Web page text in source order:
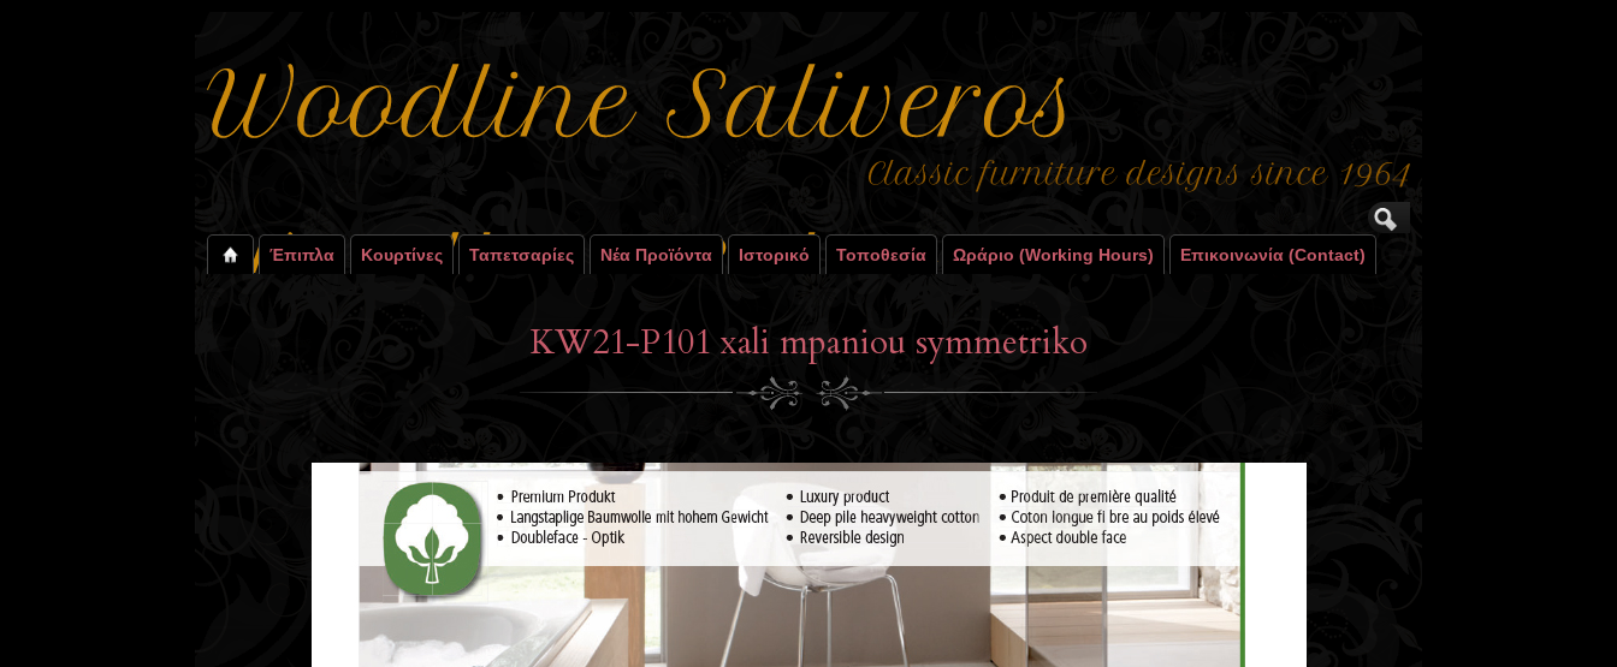
Έπιπλα Κουρτίνες Ταπετσαρίες Νέα Προϊόντα Ιστορικό Τοποθεσία Ωράριο (working Hours) Επικοινωνία (contact)
KW21-P101 xali mpaniou symmetriko